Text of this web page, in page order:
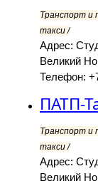
Транспорт и
такси /
Адрес:
Великий
Телефон:
ПАТП-
Транспорт и
такси /
Адрес:
Великий